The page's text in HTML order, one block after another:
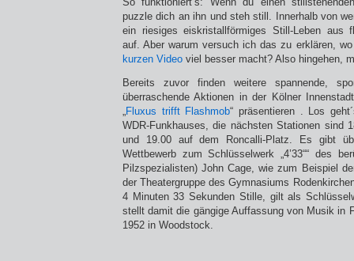
puzzle dich an ihn und steh still. Innerhalb von
ein riesiges eiskristallförmiges Still-Leben aus
auf. Aber warum versuch ich das zu erklären,
kurzen Video viel besser macht? Also hingehen,
Bereits zuvor finden weitere spannende,
überraschende Aktionen in der Kölner
„Fluxus trifft Flashmob“ präsentieren . Los
WDR-Funkhauses, die nächsten Stationen sind
und 19.00 auf dem Roncalli-Platz. Es gibt
Wettbewerb zum Schlüsselwerk „4’33““ des
Pilzspezialisten) John Cage, wie zum Beispiel
der Theatergruppe des Gymnasiums
4 Minuten 33 Sekunden Stille, gilt als
stellt damit die gängige Auffassung von Musik in
1952 in Woodstock.